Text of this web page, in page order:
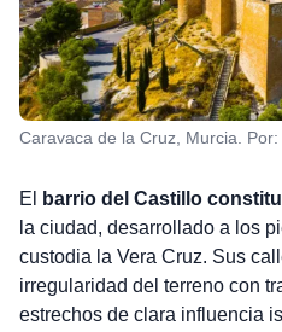
Caravaca de la Cruz, Murcia. Por:
El barrio del Castillo
la ciudad, desarrollado a los
custodia la Vera Cruz. Sus
irregularidad del terreno con
estrechos de clara influencia